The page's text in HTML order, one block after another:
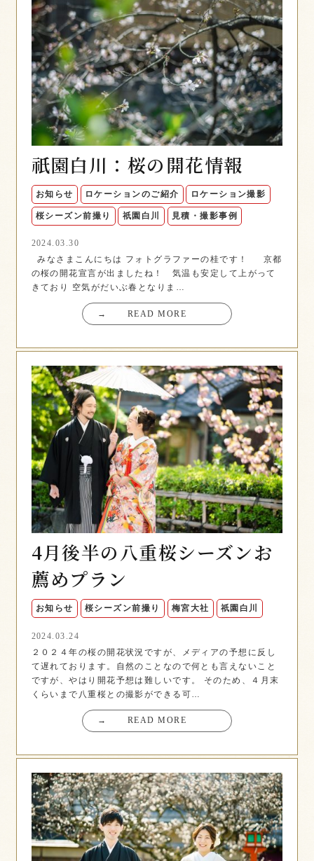
祇園白川：桜の開花情報
お知らせ ロケーションのご紹介 ロケーション撮影
桜シーズン前撮り 祇園白川 見積・撮影事例
2024.03.30
みなさまこんにちは フォトグラファーの桂です！ 京都
の桜の開花宣言が出ましたね！ 気温も安定して上がって
きており 空気がだいぶ春となりま…
→ READ MORE
4月後半の八重桜シーズンお
薦めプラン
お知らせ 桜シーズン前撮り 梅宮大社 祇園白川
2024.03.24
２０２４年の桜の開花状況ですが、メディアの予想に反し
て遅れております。自然のことなので何とも言えないこと
ですが、やはり開花予想は難しいです。 そのため、４月末
くらいまで八重桜との撮影ができる可…
→ READ MORE